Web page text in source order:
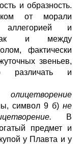
и образность.
от морали
и
как и между
фактически
звеньев,
различать и
символ 9 б) не
В
предмет и
у Плавта и у